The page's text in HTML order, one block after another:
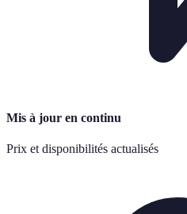
Mis à jour en continu
Prix et disponibilités actualisés